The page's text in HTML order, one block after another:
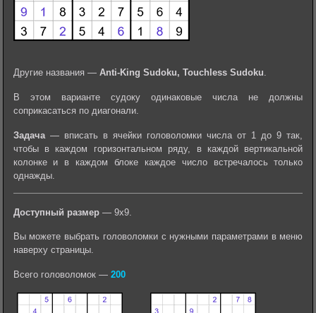
Другие названия — Anti-King Sudoku, Touchless Sudoku.
В этом варианте судоку одинаковые числа не должны
соприкасаться по диагонали.
Задача— вписать в ячейки головоломки числа от 1 до 9 так,
чтобы в каждом горизонтальном ряду, в каждой вертикальной
колонке и в каждом блоке каждое число встречалось только
однажды.
Доступный размер— 9х9.
Вы можете выбрать головоломки с нужными параметрами в меню
наверху страницы.
Всего головоломок — 200